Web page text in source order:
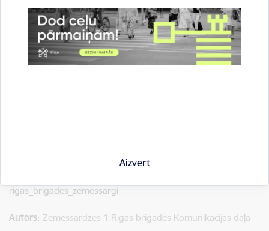
Aizvērt
loma, lai uzturētu un stiprinātu Nacionālo bruņoto spēku
kaujas spējas, kurām pastāvīgi jābūt augstā līmenī.
Bruņotajiem spēkiem vienmēr jābūt gataviem laikus un
efektīvi reaģēt uz potenciāliem apdraudējumiem un garantēt
rigas_brigades_zemessargi
Autors: Zemessardzes 1.Rīgas brigādes Komunikācijas daļa